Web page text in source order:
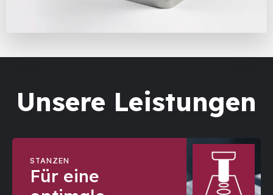
Unsere Leistungen
STANZEN
Für eine